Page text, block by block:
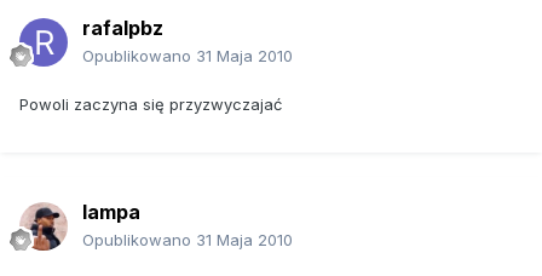
rafalpbz
Opublikowano 31 Maja 2010
Powoli zaczyna się przyzwyczajać
lampa
Opublikowano 31 Maja 2010